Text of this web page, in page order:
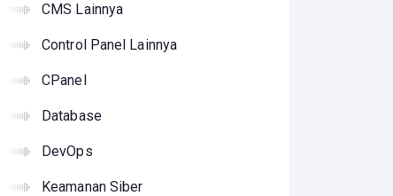
CMS Lainnya
Control Panel Lainnya
CPanel
Database
DevOps
Keamanan Siber